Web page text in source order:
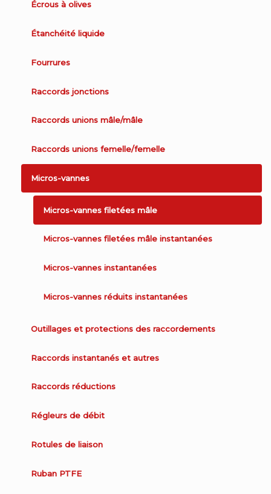
Écrous à olives
Étanchéité liquide
Fourrures
Raccords jonctions
Raccords unions mâle/mâle
Raccords unions femelle/femelle
Micros-vannes
Micros-vannes filetées mâle
Micros-vannes filetées mâle instantanées
Micros-vannes instantanées
Micros-vannes réduits instantanées
Outillages et protections des raccordements
Raccords instantanés et autres
Raccords réductions
Régleurs de débit
Rotules de liaison
Ruban PTFE